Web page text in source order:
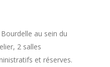
au sein du
2 salles
et réserves.